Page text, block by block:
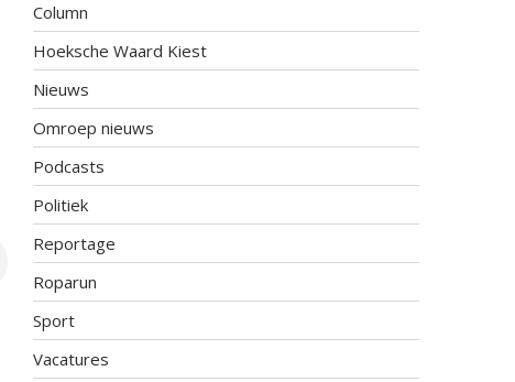
Column
Hoeksche Waard Kiest
Nieuws
Omroep nieuws
Podcasts
Politiek
Reportage
Roparun
Sport
Vacatures